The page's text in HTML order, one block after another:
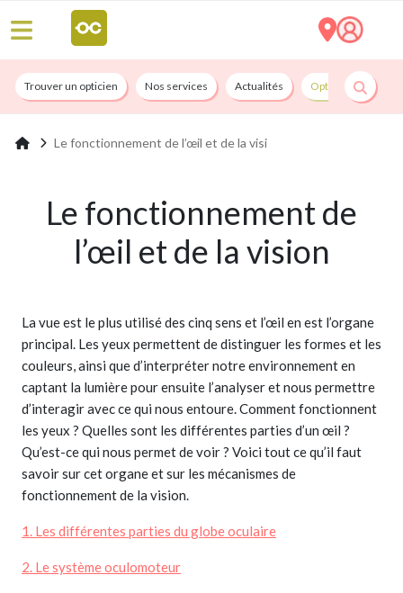
Trouver un opticien Nos services Actualités Opticians By
Le fonctionnement de l’œil et de la visi
Le fonctionnement de
l’œil et de la vision
La vue est le plus utilisé des cinq sens et l’œil en est l’organe
principal. Les yeux permettent de distinguer les formes et les
couleurs, ainsi que d’interpréter notre environnement en
captant la lumière pour ensuite l’analyser et nous permettre
d’interagir avec ce qui nous entoure. Comment fonctionnent
les yeux ? Quelles sont les différentes parties d’un œil ?
Qu’est-ce qui nous permet de voir ? Voici tout ce qu’il faut
savoir sur cet organe et sur les mécanismes de
fonctionnement de la vision.
1. Les différentes parties du globe oculaire
2. Le système oculomoteur